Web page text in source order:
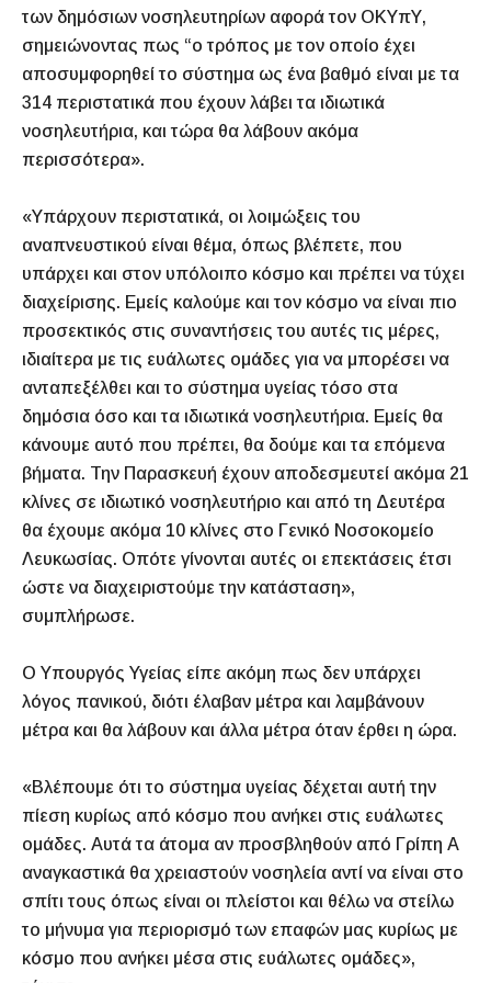
των δημόσιων νοσηλευτηρίων αφορά τον ΟΚΥπΥ,
σημειώνοντας πως “ο τρόπος με τον οποίο έχει
αποσυμφορηθεί το σύστημα ως ένα βαθμό είναι με τα
314 περιστατικά που έχουν λάβει τα ιδιωτικά
νοσηλευτήρια, και τώρα θα λάβουν ακόμα
περισσότερα».
«Υπάρχουν περιστατικά, οι λοιμώξεις του
αναπνευστικού είναι θέμα, όπως βλέπετε, που
υπάρχει και στον υπόλοιπο κόσμο και πρέπει να τύχει
διαχείρισης. Εμείς καλούμε και τον κόσμο να είναι πιο
προσεκτικός στις συναντήσεις του αυτές τις μέρες,
ιδιαίτερα με τις ευάλωτες ομάδες για να μπορέσει να
ανταπεξέλθει και το σύστημα υγείας τόσο στα
δημόσια όσο και τα ιδιωτικά νοσηλευτήρια. Εμείς θα
κάνουμε αυτό που πρέπει, θα δούμε και τα επόμενα
βήματα. Την Παρασκευή έχουν αποδεσμευτεί ακόμα 21
κλίνες σε ιδιωτικό νοσηλευτήριο και από τη Δευτέρα
θα έχουμε ακόμα 10 κλίνες στο Γενικό Νοσοκομείο
Λευκωσίας. Οπότε γίνονται αυτές οι επεκτάσεις έτσι
ώστε να διαχειριστούμε την κατάσταση»,
συμπλήρωσε.
Ο Υπουργός Υγείας είπε ακόμη πως δεν υπάρχει
λόγος πανικού, διότι έλαβαν μέτρα και λαμβάνουν
μέτρα και θα λάβουν και άλλα μέτρα όταν έρθει η ώρα.
«Βλέπουμε ότι το σύστημα υγείας δέχεται αυτή την
πίεση κυρίως από κόσμο που ανήκει στις ευάλωτες
ομάδες. Αυτά τα άτομα αν προσβληθούν από Γρίπη Α
αναγκαστικά θα χρειαστούν νοσηλεία αντί να είναι στο
σπίτι τους όπως είναι οι πλείστοι και θέλω να στείλω
το μήνυμα για περιορισμό των επαφών μας κυρίως με
κόσμο που ανήκει μέσα στις ευάλωτες ομάδες»,